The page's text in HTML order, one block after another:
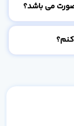
می باشد؟